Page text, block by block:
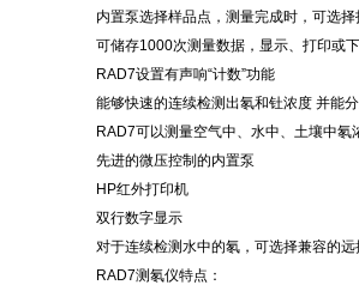
内置泵选择样品点，测量完成时，可选
可储存1000次测量数据，显示、打印或
RAD7设置有声响“计数”功能
能够快速的连续检测出氡和钍浓度 并能
RAD7可以测量空气中、水中、土壤中氡
先进的微压控制的内置泵
HP红外打印机
双行数字显示
对于连续检测水中的氡，可选择兼容的远
RAD7测氡仪特点：